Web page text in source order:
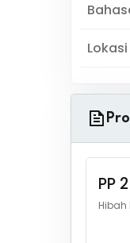
Lokasi
PP
Hibah